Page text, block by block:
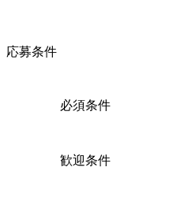
応募条件
必須条件
歓迎条件